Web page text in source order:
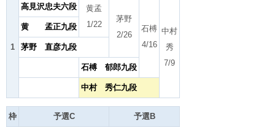
1
高見沢忠夫六段
黄孟
1/22
茅野
2/26
石榑
4/16
中村
秀
7/9
黄 孟正九段
茅野 直彦九段
石榑 郁郎九段
中村 秀仁九段
枠 予選C 予選B